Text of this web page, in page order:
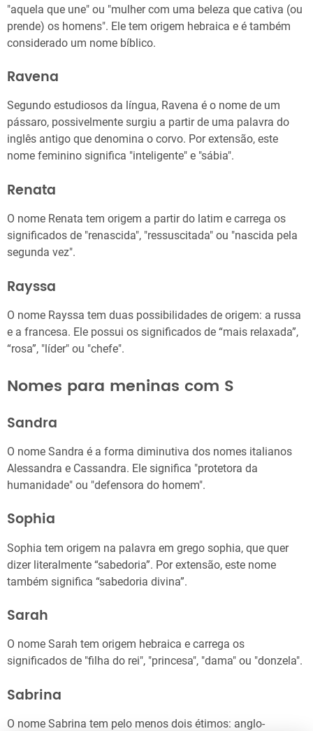
"aquela que une" ou "mulher com uma beleza que cativa (ou
prende) os homens". Ele tem origem hebraica e é também
considerado um nome bíblico.
Ravena
Segundo estudiosos da língua, Ravena é o nome de um
pássaro, possivelmente surgiu a partir de uma palavra do
inglês antigo que denomina o corvo. Por extensão, este
nome feminino significa "inteligente" e "sábia".
Renata
O nome Renata tem origem a partir do latim e carrega os
significados de "renascida", "ressuscitada" ou "nascida pela
segunda vez".
Rayssa
O nome Rayssa tem duas possibilidades de origem: a russa
e a francesa. Ele possui os significados de “mais relaxada”,
“rosa”, "líder" ou "chefe".
Nomes para meninas com S
Sandra
O nome Sandra é a forma diminutiva dos nomes italianos
Alessandra e Cassandra. Ele significa "protetora da
humanidade" ou "defensora do homem".
Sophia
Sophia tem origem na palavra em grego sophia, que quer
dizer literalmente “sabedoria”. Por extensão, este nome
também significa “sabedoria divina”.
Sarah
O nome Sarah tem origem hebraica e carrega os
significados de "filha do rei", "princesa", "dama" ou "donzela".
Sabrina
O nome Sabrina tem pelo menos dois étimos: anglo-